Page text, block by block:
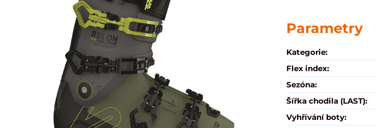
Parametry
Kategorie:
Flex index:
Sezóna:
Šířka chodila (LAST):
Vyhřívání boty: